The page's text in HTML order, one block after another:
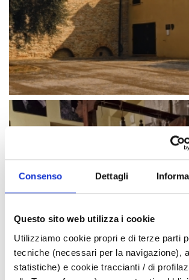
Consenso Dettagli
Questo sito web utilizza i cookie
Utilizziamo cookie propri e di terze parti
tecniche (necessari per la navigazione),
statistiche) e cookie traccianti / di